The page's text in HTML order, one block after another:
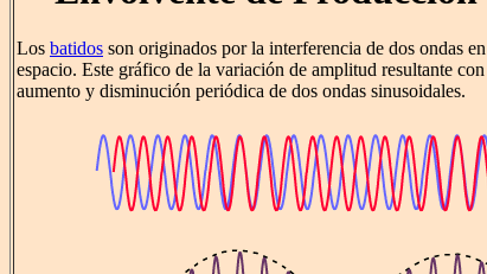
Los batidos son originados por la interferencia de dos ondas
espacio. Este gráfico de la variación de amplitud resultante
aumento y disminución periódica de dos ondas sinusoidales.